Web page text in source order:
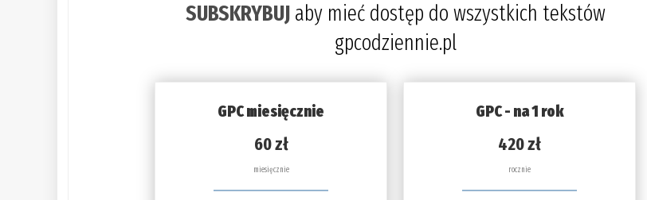
SUBSKRYBUJaby mieć dostęp do wszystkich tekstów
gpcodziennie.pl
GPC miesięcznie
60 zł
miesięcznie
GPC - na 1 rok
420 zł
rocznie